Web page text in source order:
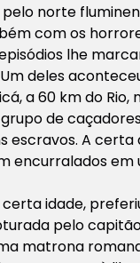
norte
com os
lhe
deles
a 60 km do Rio,
de
escravos. A certa
encurralados em
certa idade,
pelo
matrona